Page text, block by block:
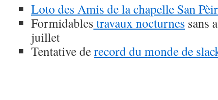
Loto des Amis de la chapelle San
Formidables travaux nocturnes sans
juillet
Tentative derecord du monde de